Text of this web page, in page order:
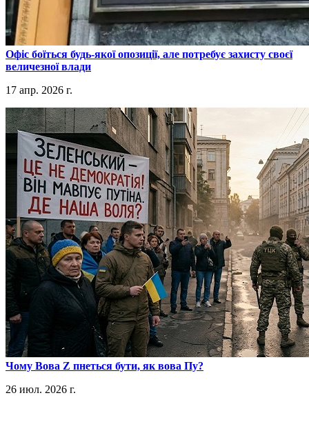
​Офіс боїться будь-якої опозиції, але потребує захисту своєї
величезної влади
17 апр. 2026 г.
​Чому Вова Z пнеться бути, як вова Пу?
26 июл. 2026 г.